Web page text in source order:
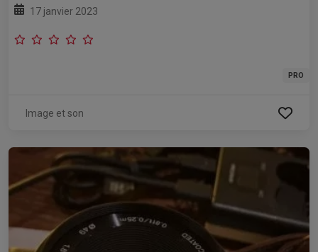
17 janvier 2023
PRO
Image et son